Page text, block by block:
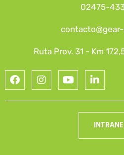
02475-
Ruta Prov. 31 - Km